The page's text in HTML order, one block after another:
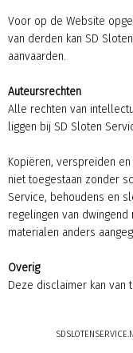
Voor op de Website
van derden kan SD
aanvaarden.
Auteursrechten
Alle rechten van
liggen bij SD Sloten
Kopiëren, verspreiden
niet toegestaan zonder
Service, behoudens en
regelingen van
materialen anders
Overig
Deze disclaimer kan van